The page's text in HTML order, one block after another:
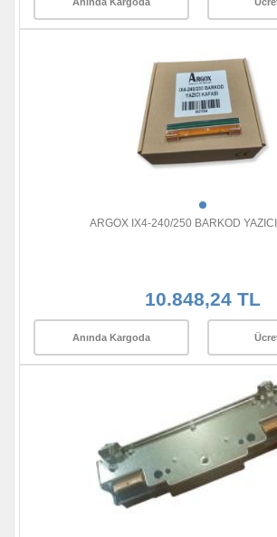
ARGOX IX4-240/250 BARKOD YAZICI
10.848,24 TL
Anında Kargoda